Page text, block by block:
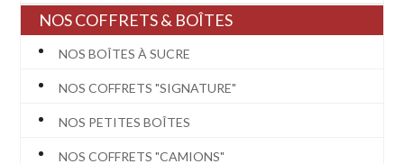
NOS COFFRETS & BOÎTES
NOS BOÎTES À SUCRE
NOS COFFRETS "SIGNATURE"
NOS PETITES BOÎTES
NOS COFFRETS "CAMIONS"